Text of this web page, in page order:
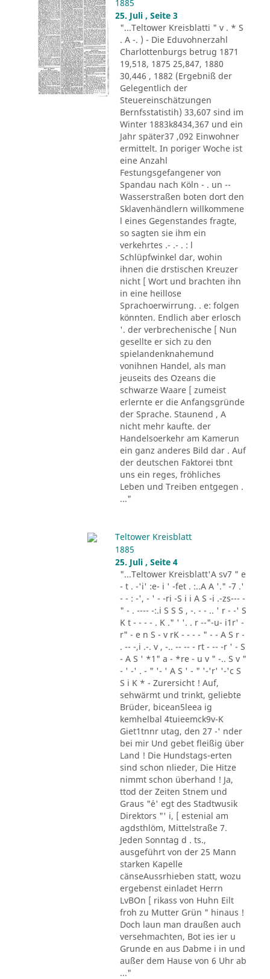
1885
25. Juli , Seite 3
"...Teltower Kreisblatti " v . * S
. A -. ) - Die Eduvohnerzahl
Charlottenburgs betrug 1871
19,518, 1875 25,847, 1880
30,446 , 1882 (Ergebniß der
Gelegentlich der
Steuereinschätzungen
Bernfsstatistih) 33,607 sind im
Winter 1883k8434,367 und ein
Jahr später37 ,092 Einwohner
ermittelt. In poriger Woche ist
eine Anzahl
Festungsgefangener von
Spandau nach Köln - . un --
Wasserstraßen boten dort den
Sklavenhändlern willkommene
l eines Gegenstandes fragte,
so sagten sie ihm ein
verkehrtes .- .- . : l
Schlüpfwinkel dar, wohin
ihnen die drstischen Kreuzer
nicht [ Wort und brachten ihn
in eine heillose
Sprachoerwirrung. . e: folgen
könnten. Endlich aber erlosch
'. der verbrechenische [ Nun
gesellte er sich zu den
spielandenknahemund
vonihnen Handel, als man
jeuseits des Ozeans die
schwarze Waare [ zumeist
erlernte er die Anfangsgründe
der Sprache. Staunend , A
nicht mehr kaufte. der
Handelsoerkehr am Kamerun
ein ganz anderes Bild dar . Auf
der deutschen Faktorei tbnt
uns ein reges, fröhliches
Leben und Treiben entgegen .
..."
Teltower Kreisblatt
1885
25. Juli , Seite 4
"...Teltower Kreisblatt'A sv7 " e
- t . -'i' :e- i ' -fet . :..A A '." -7 .'
- - : -', - ' - -ri -S i i A S -i .-zs--- -
" - . ---- -:.i S S S , -. - - .. ' r - -' S
K t - - - - . K ." ' '. . r --"-u- i1r' -
r" - e n S - v rK - - - - " - - A S r -
. -- -,i .-. v , -.. -- -- - rt - -- -r ' - S
- A S ' *1" a - *re - u v " -.. S v "
- ' -' . - " '- ' A S ' - " '-'r' '-'c S
S i K * - Zurersicht ! Auf,
sehwärmt und trinkt, geliebte
Brüder, bicean5leea ig
kemhelbal 4tuieemck9v-K
Giet1tnnr utag, den 27 -' nder
bei mir Und gebet fleißig über
Land ! Die Hundstags-erten
sind schon nlieder, Die Hitze
nimmt schon überhand ! Ja,
ttod der Zeiten Stnem und
Graus "´e' egt des Stadtwusik
Direktors "' i, [ estenial am
agdsthlöm, Mittelstraße 7.
Jeden Sonntag d . ts.,
ausgeführt von der 25 Mann
starken Kapelle
cänseAussrhieben statt, wozu
ergebenst einladet Herrn
LvBOn [ rikass von Huhn Eilt
froh zu Mutter Grün " hinaus !
Doch laun man draußen auch
versehmachten, Bot ies ier u
Grunde en aus Dabme i in und
außer dem Hause von 6 Uhr ab
..."